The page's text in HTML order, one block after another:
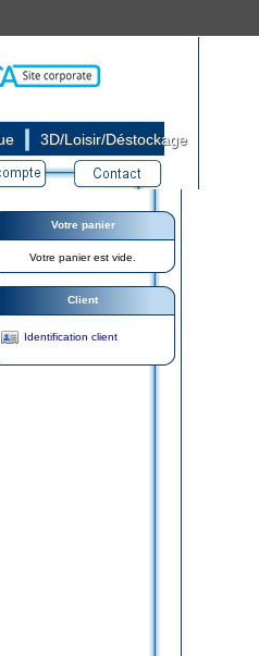
3D/Loisir/Déstockage
Votre panier
Votre panier est vide.
Client
Identification client